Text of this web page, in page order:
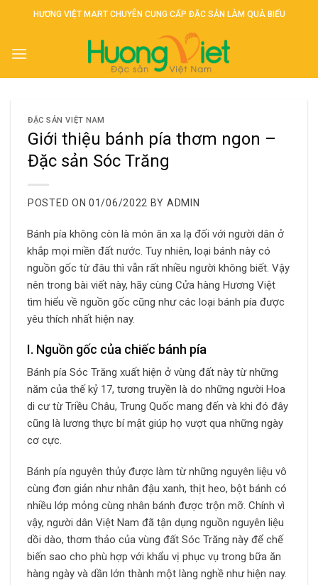
HƯƠNG VIỆT MART CHUYÊN CUNG CẤP ĐẶC SẢN LÀM QUÀ BIẾU
ĐẶC SẢN VIỆT NAM
Giới thiệu bánh pía thơm ngon –
Đặc sản Sóc Trăng
POSTED ON 01/06/2022 BY ADMIN
Bánh pía không còn là món ăn xa lạ đối với người dân ở
khắp mọi miền đất nước. Tuy nhiên, loại bánh này có
nguồn gốc từ đâu thì vẫn rất nhiều người không biết. Vậy
nên trong bài viết này, hãy cùng Cửa hàng Hương Việt
tìm hiểu về nguồn gốc cũng như các loại bánh pía được
yêu thích nhất hiện nay.
I. Nguồn gốc của chiếc bánh pía
Bánh pía Sóc Trăng xuất hiện ở vùng đất này từ những
năm của thế kỷ 17, tương truyền là do những người Hoa
di cư từ Triều Châu, Trung Quốc mang đến và khi đó đây
cũng là lương thực bí mật giúp họ vượt qua những ngày
cơ cực.
Bánh pía nguyên thủy được làm từ những nguyên liệu vô
cùng đơn giản như nhân đậu xanh, thịt heo, bột bánh có
nhiều lớp mỏng cùng nhân bánh được trộn mỡ. Chính vì
vậy, người dân Việt Nam đã tận dụng nguồn nguyên liệu
dồi dào, thơm thảo của vùng đất Sóc Trăng này để chế
biến sao cho phù hợp với khẩu vị phục vụ trong bữa ăn
hàng ngày và dần lớn thành một làng nghề như hiện nay.